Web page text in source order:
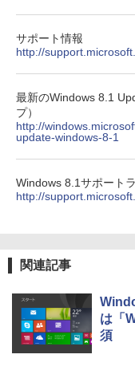
サポート情報
http://
最新のWindows 8.1
プ）
http://
update-windows-8-1
Windows 8.1サポート
http://
関連記事
は「
須